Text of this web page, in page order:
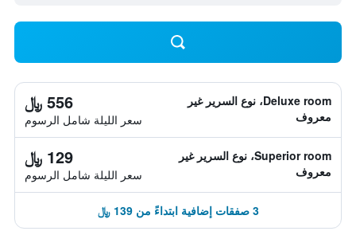
Deluxe room، نوع السرير غير
معروف
556 ﷼
سعر الليلة شامل الرسوم
Superior room، نوع السرير غير
معروف
129 ﷼
سعر الليلة شامل الرسوم
3 صفقات إضافية ابتداءً من 139 ﷼